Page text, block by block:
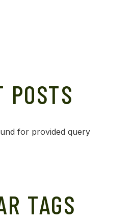
POSTS
for provided query
TAGS